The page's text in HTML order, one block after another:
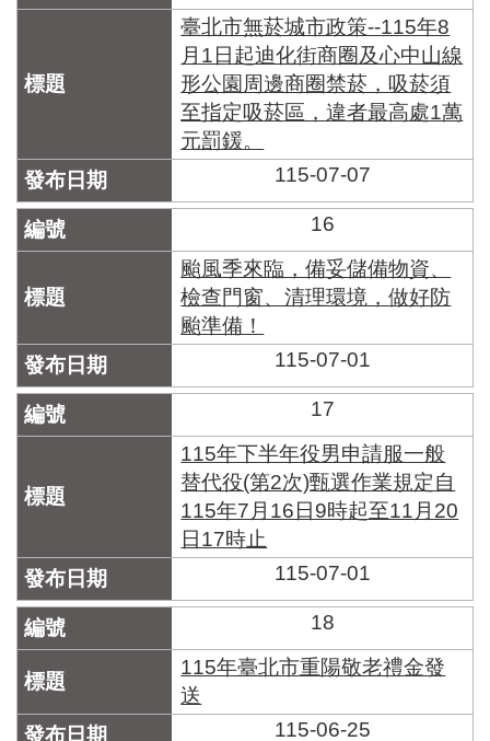
臺北市無菸城市政策--115年8
月1日起迪化街商圈及心中山線
形公園周邊商圈禁菸，吸菸須
至指定吸菸區，違者最高處1萬
元罰鍰。
115-07-07
16
颱風季來臨，備妥儲備物資、
檢查門窗、清理環境，做好防
颱準備！
115-07-01
17
115年下半年役男申請服一般
替代役(第2次)甄選作業規定自
115年7月16日9時起至11月20
日17時止
115-07-01
18
115年臺北市重陽敬老禮金發
送
115-06-25